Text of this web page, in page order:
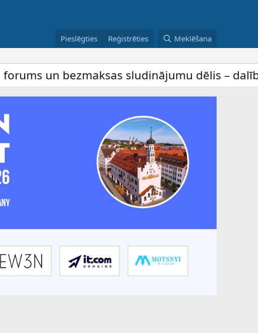
Pieslēgties Reģistrēties Meklēšana
sludinājumu dēlis – dalība ir bez